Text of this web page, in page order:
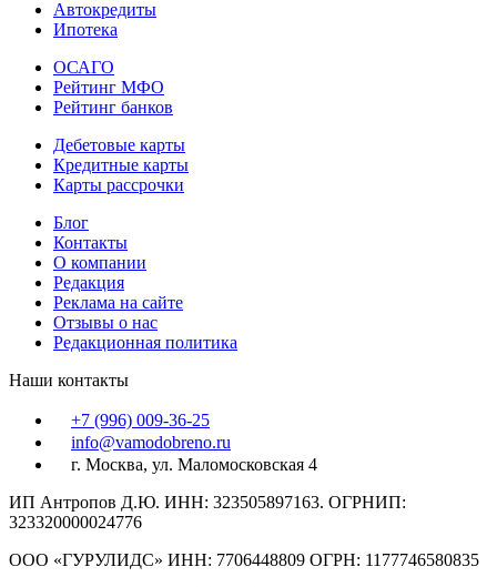
Автокредиты
Ипотека
ОСАГО
Рейтинг МФО
Рейтинг банков
Дебетовые карты
Кредитные карты
Карты рассрочки
Блог
Контакты
О компании
Редакция
Реклама на сайте
Отзывы о нас
Редакционная политика
Наши контакты
+7 (996) 009-36-25
info@vamodobreno.ru
г. Москва, ул. Маломосковская 4
ИП Антропов Д.Ю. ИНН: 323505897163. ОГРНИП:
323320000024776
ООО «ГУРУЛИДС» ИНН: 7706448809 ОГРН: 1177746580835